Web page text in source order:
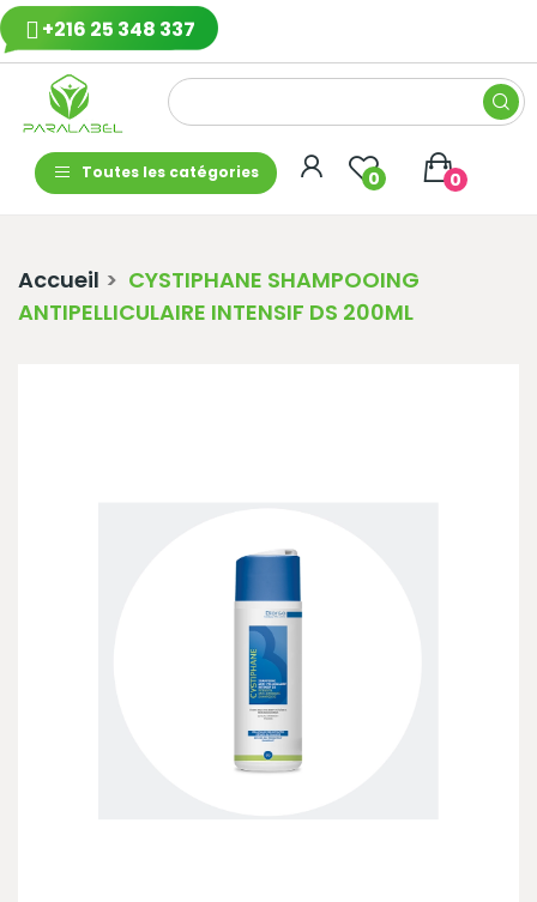
+216 25 348 337
Toutes les catégories 0 0
Accueil
CYSTIPHANE SHAMPOOING
ANTIPELLICULAIRE INTENSIF DS 200ML